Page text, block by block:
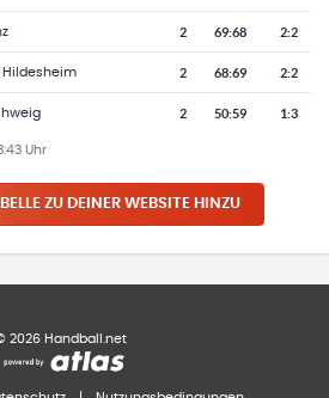
2 69:68 2:2
Hildesheim 2 68:69 2:2
2 50:59 1:3
Uhr
ZU DEINER WEBSITE HINZU
2026 Handball.net